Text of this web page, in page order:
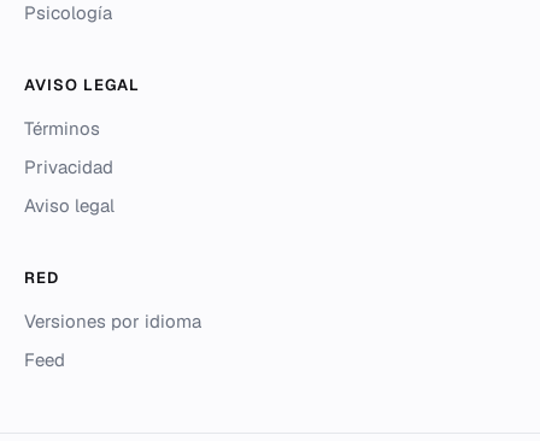
Psicología
AVISO LEGAL
Términos
Privacidad
Aviso legal
RED
Versiones por idioma
Feed